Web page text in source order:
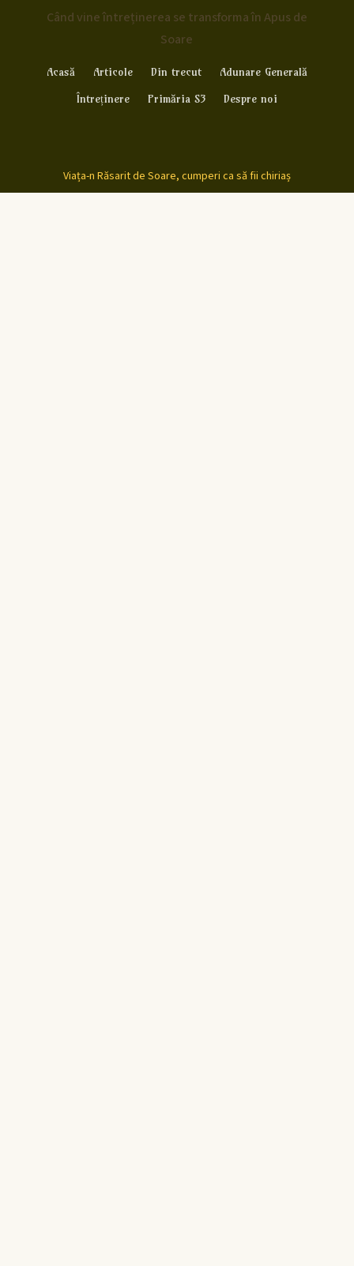
Când vine întreținerea se transforma în Apus de
Soare
Acasă Articole Din trecut
Adunare Generală
Întreținere
Primăria S3 Despre noi
Viața-n Răsarit de Soare, cumperi ca să fii chiriaș